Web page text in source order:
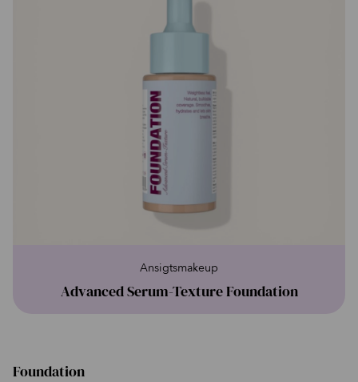
Ansigtsmakeup
Advanced Serum-Texture Foundation
Foundation